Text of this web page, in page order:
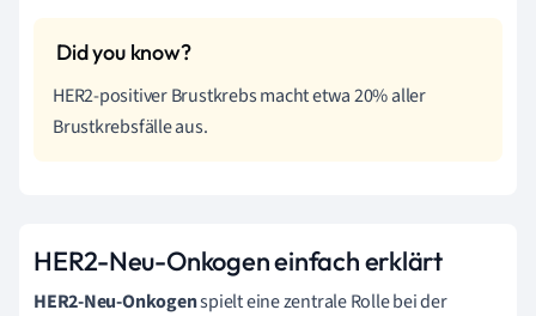
HER2-positiver Brustkrebs macht etwa 20% aller
Brustkrebsfälle aus.
HER2-Neu-Onkogen einfach erklärt
HER2-Neu-Onkogenspielt eine zentrale Rolle bei der